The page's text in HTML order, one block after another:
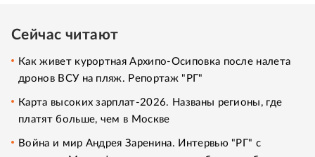
Сейчас читают
Как живет курортная Архипо-Осиповка после налета
дронов ВСУ на пляж. Репортаж "РГ"
Карта высоких зарплат-2026. Названы регионы, где
платят больше, чем в Москве
Война и мир Андрея Заренина. Интервью "РГ" с